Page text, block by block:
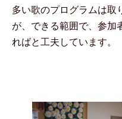
多い歌のプログラムは取
が、できる範囲で、参加
ればと工夫しています。